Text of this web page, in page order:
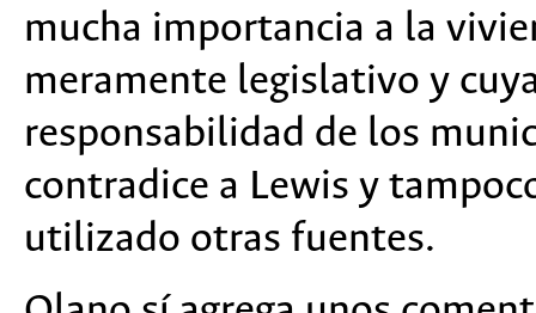
mucha importancia a la
meramente legislativo y
responsabilidad de los
contradice a Lewis y
utilizado otras fuentes.